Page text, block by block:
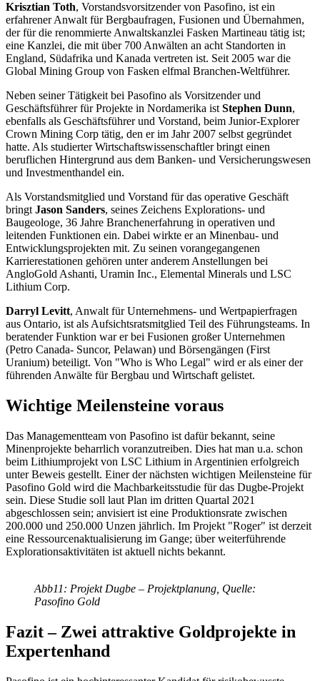
Krisztian Toth, Vorstandsvorsitzender von Pasofino, ist ein
erfahrener Anwalt für Bergbaufragen, Fusionen und Übernahmen,
der für die renommierte Anwaltskanzlei Fasken Martineau tätig ist;
eine Kanzlei, die mit über 700 Anwälten an acht Standorten in
England, Südafrika und Kanada vertreten ist. Seit 2005 war die
Global Mining Group von Fasken elfmal Branchen-Weltführer.
Neben seiner Tätigkeit bei Pasofino als Vorsitzender und
Geschäftsführer für Projekte in Nordamerika ist Stephen Dunn,
ebenfalls als Geschäftsführer und Vorstand, beim Junior-Explorer
Crown Mining Corp tätig, den er im Jahr 2007 selbst gegründet
hatte. Als studierter Wirtschaftswissenschaftler bringt einen
beruflichen Hintergrund aus dem Banken- und Versicherungswesen
und Investmenthandel ein.
Als Vorstandsmitglied und Vorstand für das operative Geschäft
bringt Jason Sanders, seines Zeichens Explorations- und
Baugeologe, 36 Jahre Branchenerfahrung in operativen und
leitenden Funktionen ein. Dabei wirkte er an Minenbau- und
Entwicklungsprojekten mit. Zu seinen vorangegangenen
Karrierestationen gehören unter anderem Anstellungen bei
AngloGold Ashanti, Uramin Inc., Elemental Minerals und LSC
Lithium Corp.
Darryl Levitt, Anwalt für Unternehmens- und Wertpapierfragen
aus Ontario, ist als Aufsichtsratsmitglied Teil des Führungsteams. In
beratender Funktion war er bei Fusionen großer Unternehmen
(Petro Canada- Suncor, Pelawan) und Börsengängen (First
Uranium) beteiligt. Von "Who is Who Legal" wird er als einer der
führenden Anwälte für Bergbau und Wirtschaft gelistet.
Wichtige Meilensteine voraus
Das Managementteam von Pasofino ist dafür bekannt, seine
Minenprojekte beharrlich voranzutreiben. Dies hat man u.a. schon
beim Lithiumprojekt von LSC Lithium in Argentinien erfolgreich
unter Beweis gestellt. Einer der nächsten wichtigen Meilensteine für
Pasofino Gold wird die Machbarkeitsstudie für das Dugbe-Projekt
sein. Diese Studie soll laut Plan im dritten Quartal 2021
abgeschlossen sein; anvisiert ist eine Produktionsrate zwischen
200.000 und 250.000 Unzen jährlich. Im Projekt "Roger" ist derzeit
eine Ressourcenaktualisierung im Gange; über weiterführende
Explorationsaktivitäten ist aktuell nichts bekannt.
Abb11: Projekt Dugbe – Projektplanung, Quelle:
Pasofino Gold
Fazit – Zwei attraktive Goldprojekte in
Expertenhand